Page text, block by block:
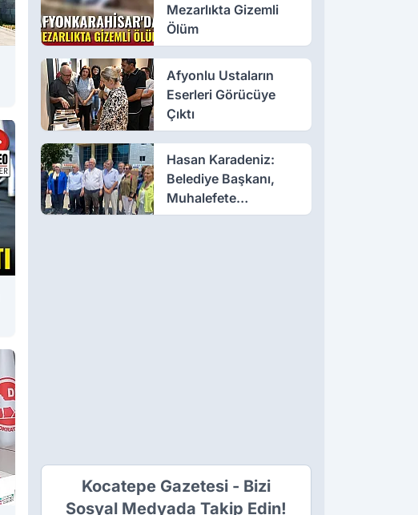
Mezarlıkta Gizemli
Ölüm
Afyonlu Ustaların
Eserleri Görücüye
Çıktı
Hasan Karadeniz:
Belediye Başkanı,
Muhalefete
Tahammül Edemiyor
Kocatepe Gazetesi - Bizi
Sosyal Medyada Takip Edin!